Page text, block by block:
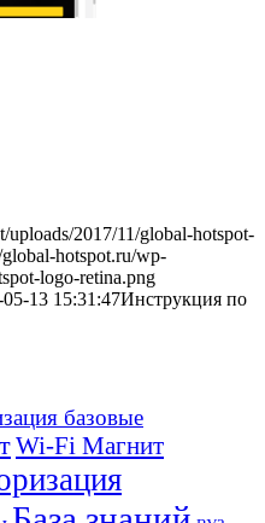
2017/11/global-hotspot-
hotspot.ru/wp-
logo-retina.png
05-13 15:31:47Инструкция по
базовые
Wi-Fi Магнит